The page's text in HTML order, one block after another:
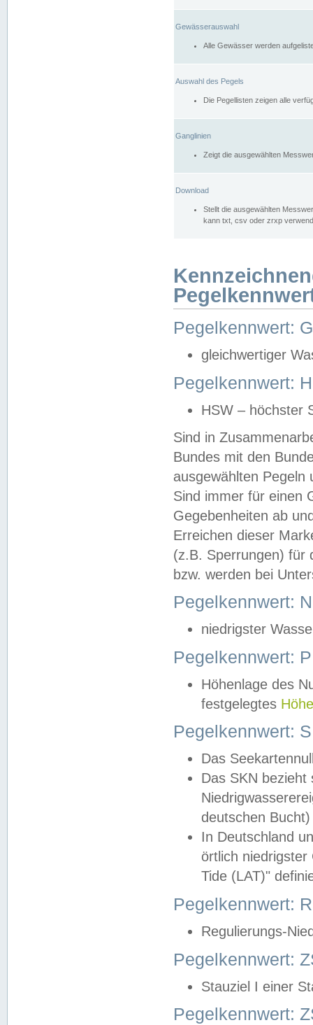
Gewässerauswahl
Alle Gewässer werden
Auswahl des Pegels
Die Pegellisten zeigen alle
Ganglinien
Zeigt die ausgewählten
Download
Stellt die ausgewählten
kann txt, csv oder zrxp
Pegelkennwert:
gleichwertiger
Pegelkennwert:
HSW – höchster
Sind in
Bundes mit den
ausgewählten
Sind immer für einen
Gegebenheiten ab
Erreichen dieser
(z.B. Sperrungen) für
bzw. werden bei
Pegelkennwert:
niedrigster
Pegelkennwert:
Höhenlage des
festgelegtes
Pegelkennwert:
Das
Das SKN
deutschen
In Deutschland
örtlich
Tide (LAT)"
Pegelkennwert:
Regulierungs-
Pegelkennwert:
Stauziel I einer
Pegelkennwert: